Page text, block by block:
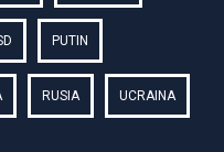
PUTIN
RUSIA UCRAINA